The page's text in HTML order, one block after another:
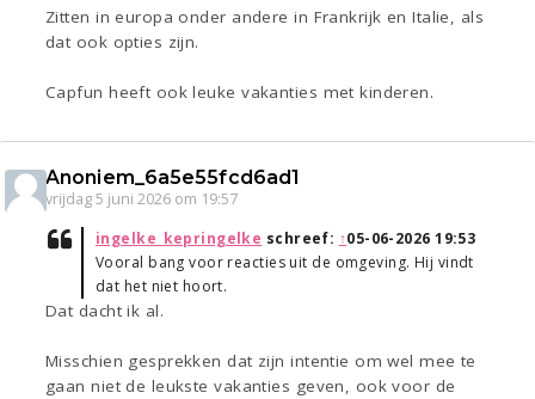
Zitten in europa onder andere in Frankrijk en Italie, als
dat ook opties zijn.
Capfun heeft ook leuke vakanties met kinderen.
Anoniem_6a5e55fcd6ad1
vrijdag 5 juni 2026 om 19:57
ingelke_kepringelke schreef: ↑05-06-2026 19:53
Vooral bang voor reacties uit de omgeving. Hij vindt
dat het niet hoort.
Dat dacht ik al.
Misschien gesprekken dat zijn intentie om wel mee te
gaan niet de leukste vakanties geven, ook voor de